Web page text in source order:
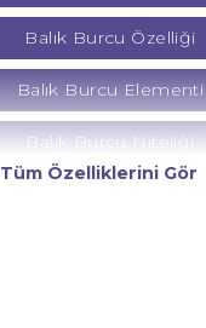
Balık Burcu Özelliği
Balık Burcu Elementi
Balık Burcu Niteliği
Tüm Özelliklerini Gör